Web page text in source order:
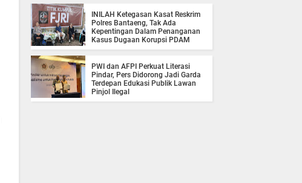
INILAH Ketegasan Kasat Reskrim
Polres Bantaeng, Tak Ada
Kepentingan Dalam Penanganan
Kasus Dugaan Korupsi PDAM
PWI dan AFPI Perkuat Literasi
Pindar, Pers Didorong Jadi Garda
Terdepan Edukasi Publik Lawan
Pinjol Ilegal